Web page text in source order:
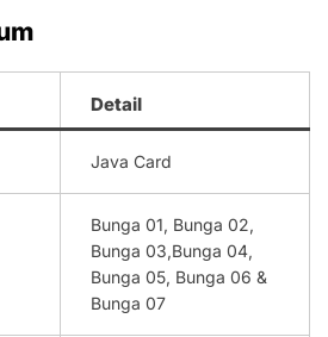
Detail
Java Card
Bunga 01, Bunga 02,
Bunga 03,Bunga 04,
Bunga 05, Bunga 06 &
Bunga 07